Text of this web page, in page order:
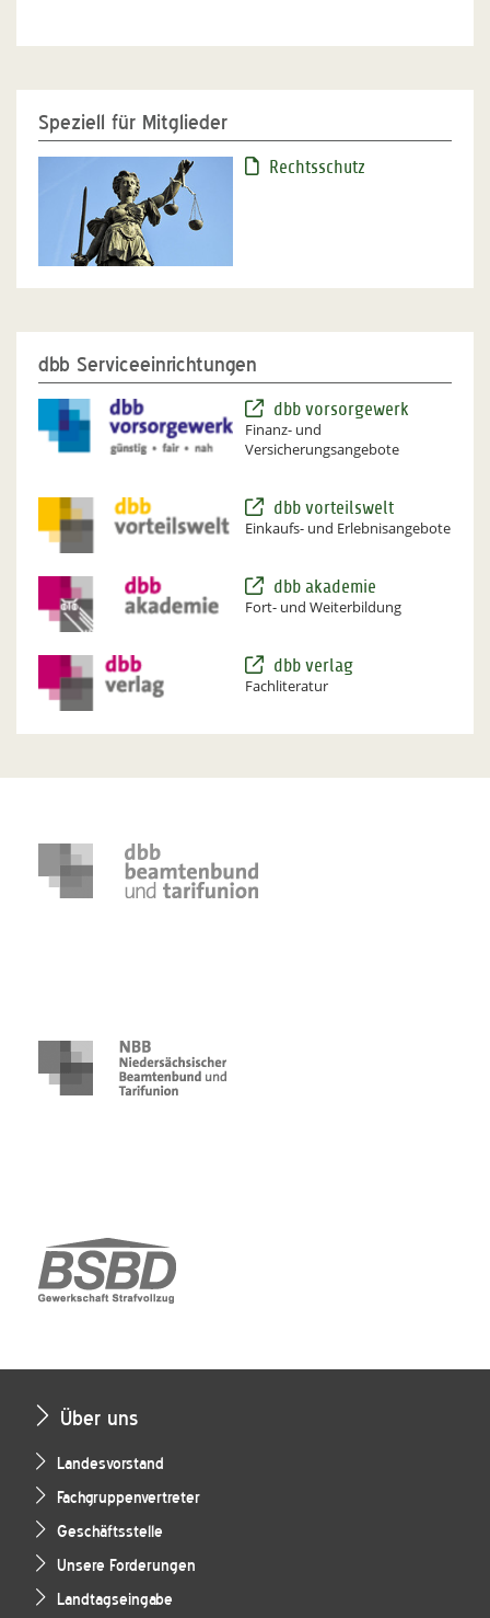
Speziell für Mitglieder
Rechtsschutz
dbb Serviceeinrichtungen
dbb vorsorgewerk
Finanz- und
Versicherungsangebote
dbb vorteilswelt
Einkaufs- und Erlebnisangebote
dbb akademie
Fort- und Weiterbildung
dbb verlag
Fachliteratur
Über uns
Landesvorstand
Fachgruppenvertreter
Geschäftsstelle
Unsere Forderungen
Landtagseingabe